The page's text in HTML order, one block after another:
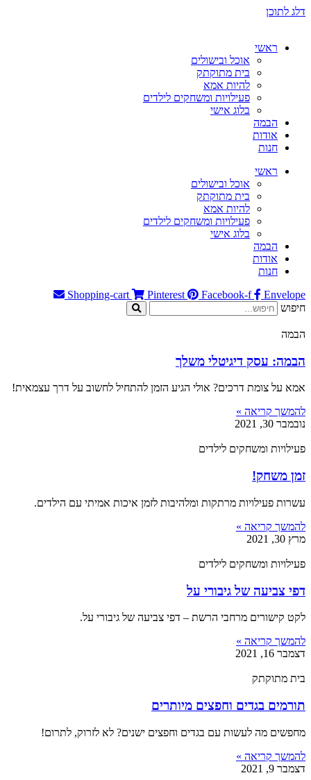
דלג לתוכן
ראשי
אוכל ובישולים
בית מתוקתק
להיות אמא
פעילויות ומשחקים לילדים
בלוג אישי
הבמה
אודות
חנות
ראשי
אוכל ובישולים
בית מתוקתק
להיות אמא
פעילויות ומשחקים לילדים
בלוג אישי
הבמה
אודות
חנות
Shopping-cart
Pinterest Facebook-f
Envelope
חיפוש
הבמה
הבמה: עסק דיגיטלי משלך
אמא על צומת דרכים? אולי הגיע הזמן להתחיל לחשוב על דרך עצמאית!
להמשך קריאה »
נובמבר 30, 2021
פעילויות ומשחקים לילדים
זמן משחק!
עשרות פעילויות מרתקות ומלהיבות לזמן איכות אמיתי עם הילדים.
להמשך קריאה »
מרץ 30, 2021
פעילויות ומשחקים לילדים
דפי צביעה של גיבורי על
לקט קישורים מרחבי הרשת – דפי צביעה של גיבורי על.
להמשך קריאה »
דצמבר 16, 2021
בית מתוקתק
תורמים בגדים וחפצים מיותרים
מחפשים מה לעשות עם בגדים וחפצים ישנים? לא לזרוק, לתרום!
להמשך קריאה »
דצמבר 9, 2021